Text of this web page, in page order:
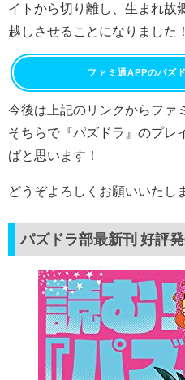
イトから切り離し、生まれ故
越しさせることになりました！
ファミ通APPのパズ
今後は上記のリンクからファ
そちらで『パズドラ』のプレ
ばと思います！
どうぞよろしくお願いいたし
パズドラ部最新刊 好評